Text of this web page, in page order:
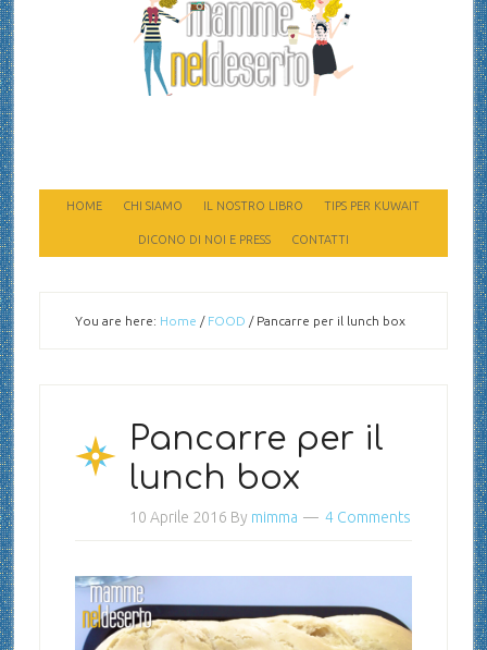
HOME CHI SIAMO IL NOSTRO LIBRO TIPS PER KUWAIT
DICONO DI NOI E PRESS CONTATTI
You are here: Home / FOOD /Pancarre per il lunch box
Pancarre per il
lunch box
10 Aprile 2016 By mimma 4 Comments